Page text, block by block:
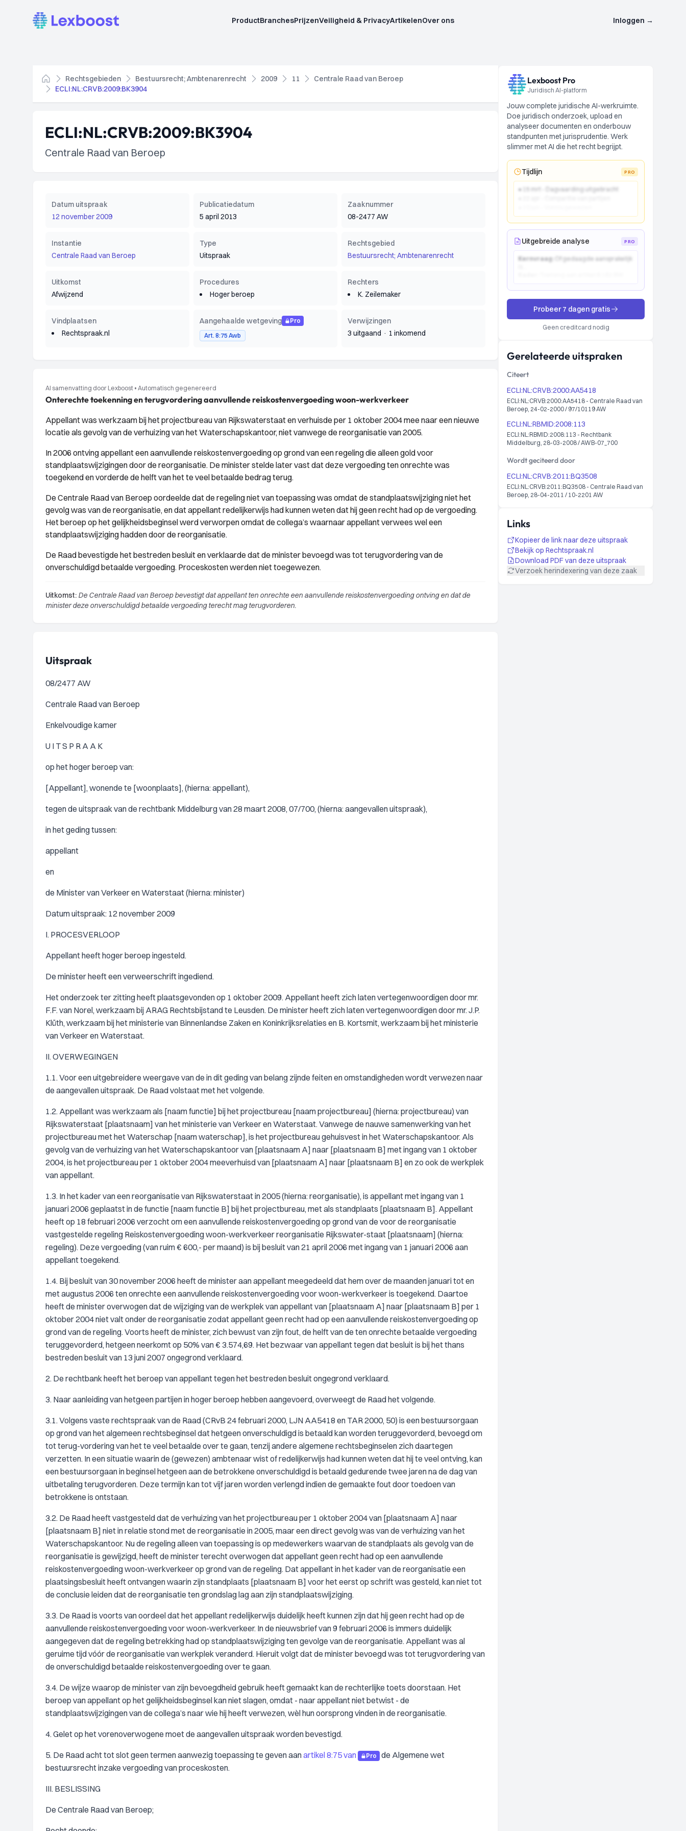
Lexboost ProductBranchesPrijzenVeiligheid & PrivacyArtikelenOver ons Inloggen →
Home
Rechtsgebieden Bestuursrecht; Ambtenarenrecht 2009 11
Centrale Raad van Beroep
ECLI:NL:CRVB:2009:BK3904
ECLI:NL:CRVB:2009:BK3904
Centrale Raad van Beroep
Datum uitspraak
12 november 2009
Publicatiedatum
5 april 2013
Zaaknummer
08-2477 AW
Instantie
Centrale Raad van Beroep
Type
Uitspraak
Rechtsgebied
Bestuursrecht; Ambtenarenrecht
Uitkomst
Afwijzend
Procedures
Hoger beroep
Rechters
K. Zeilemaker
Vindplaatsen
Rechtspraak.nl
Aangehaalde wetgeving
Pro
Art. 8:75 Awb
Verwijzingen
3 uitgaand · 1 inkomend
AI samenvatting door Lexboost • Automatisch gegenereerd
Onterechte toekenning en terugvordering aanvullende reiskostenvergoeding woon-werkverkeer
Appellant was werkzaam bij het projectbureau van Rijkswaterstaat en verhuisde per 1 oktober 2004 mee naar een nieuwe
locatie als gevolg van de verhuizing van het Waterschapskantoor, niet vanwege de reorganisatie van 2005.
In 2006 ontving appellant een aanvullende reiskostenvergoeding op grond van een regeling die alleen gold voor
standplaatswijzigingen door de reorganisatie. De minister stelde later vast dat deze vergoeding ten onrechte was
toegekend en vorderde de helft van het te veel betaalde bedrag terug.
De Centrale Raad van Beroep oordeelde dat de regeling niet van toepassing was omdat de standplaatswijziging niet het
gevolg was van de reorganisatie, en dat appellant redelijkerwijs had kunnen weten dat hij geen recht had op de vergoeding.
Het beroep op het gelijkheidsbeginsel werd verworpen omdat de collega’s waarnaar appellant verwees wel een
standplaatswijziging hadden door de reorganisatie.
De Raad bevestigde het bestreden besluit en verklaarde dat de minister bevoegd was tot terugvordering van de
onverschuldigd betaalde vergoeding. Proceskosten werden niet toegewezen.
Uitkomst: De Centrale Raad van Beroep bevestigt dat appellant ten onrechte een aanvullende reiskostenvergoeding ontving en dat de
minister deze onverschuldigd betaalde vergoeding terecht mag terugvorderen.
Uitspraak
08/2477 AW
Centrale Raad van Beroep
Enkelvoudige kamer
U I T S P R A A K
op het hoger beroep van:
[Appellant], wonende te [woonplaats], (hierna: appellant),
tegen de uitspraak van de rechtbank Middelburg van 28 maart 2008, 07/700, (hierna: aangevallen uitspraak),
in het geding tussen:
appellant
en
de Minister van Verkeer en Waterstaat (hierna: minister)
Datum uitspraak: 12 november 2009
I. PROCESVERLOOP
Appellant heeft hoger beroep ingesteld.
De minister heeft een verweerschrift ingediend.
Het onderzoek ter zitting heeft plaatsgevonden op 1 oktober 2009. Appellant heeft zich laten vertegenwoordigen door mr.
F.F. van Norel, werkzaam bij ARAG Rechtsbijstand te Leusden. De minister heeft zich laten vertegenwoordigen door mr. J.P.
Klüth, werkzaam bij het ministerie van Binnenlandse Zaken en Koninkrijksrelaties en B. Kortsmit, werkzaam bij het ministerie
van Verkeer en Waterstaat.
II. OVERWEGINGEN
1.1. Voor een uitgebreidere weergave van de in dit geding van belang zijnde feiten en omstandigheden wordt verwezen naar
de aangevallen uitspraak. De Raad volstaat met het volgende.
1.2. Appellant was werkzaam als [naam functie] bij het projectbureau [naam projectbureau] (hierna: projectbureau) van
Rijkswaterstaat [plaatsnaam] van het ministerie van Verkeer en Waterstaat. Vanwege de nauwe samenwerking van het
projectbureau met het Waterschap [naam waterschap], is het projectbureau gehuisvest in het Waterschapskantoor. Als
gevolg van de verhuizing van het Waterschapskantoor van [plaatsnaam A] naar [plaatsnaam B] met ingang van 1 oktober
2004, is het projectbureau per 1 oktober 2004 meeverhuisd van [plaatsnaam A] naar [plaatsnaam B] en zo ook de werkplek
van appellant.
1.3. In het kader van een reorganisatie van Rijkswaterstaat in 2005 (hierna: reorganisatie), is appellant met ingang van 1
januari 2006 geplaatst in de functie [naam functie B] bij het projectbureau, met als standplaats [plaatsnaam B]. Appellant
heeft op 18 februari 2006 verzocht om een aanvullende reiskostenvergoeding op grond van de voor de reorganisatie
vastgestelde regeling Reiskostenvergoeding woon-werkverkeer reorganisatie Rijkswater-staat [plaatsnaam] (hierna:
regeling). Deze vergoeding (van ruim € 600,- per maand) is bij besluit van 21 april 2006 met ingang van 1 januari 2006 aan
appellant toegekend.
1.4. Bij besluit van 30 november 2006 heeft de minister aan appellant meegedeeld dat hem over de maanden januari tot en
met augustus 2006 ten onrechte een aanvullende reiskostenvergoeding voor woon-werkverkeer is toegekend. Daartoe
heeft de minister overwogen dat de wijziging van de werkplek van appellant van [plaatsnaam A] naar [plaatsnaam B] per 1
oktober 2004 niet valt onder de reorganisatie zodat appellant geen recht had op een aanvullende reiskostenvergoeding op
grond van de regeling. Voorts heeft de minister, zich bewust van zijn fout, de helft van de ten onrechte betaalde vergoeding
teruggevorderd, hetgeen neerkomt op 50% van € 3.574,69. Het bezwaar van appellant tegen dat besluit is bij het thans
bestreden besluit van 13 juni 2007 ongegrond verklaard.
2. De rechtbank heeft het beroep van appellant tegen het bestreden besluit ongegrond verklaard.
3. Naar aanleiding van hetgeen partijen in hoger beroep hebben aangevoerd, overweegt de Raad het volgende.
3.1. Volgens vaste rechtspraak van de Raad (CRvB 24 februari 2000, LJN AA5418 en TAR 2000, 50) is een bestuursorgaan
op grond van het algemeen rechtsbeginsel dat hetgeen onverschuldigd is betaald kan worden teruggevorderd, bevoegd om
tot terug-vordering van het te veel betaalde over te gaan, tenzij andere algemene rechtsbeginselen zich daartegen
verzetten. In een situatie waarin de (gewezen) ambtenaar wist of redelijkerwijs had kunnen weten dat hij te veel ontving, kan
een bestuursorgaan in beginsel hetgeen aan de betrokkene onverschuldigd is betaald gedurende twee jaren na de dag van
uitbetaling terugvorderen. Deze termijn kan tot vijf jaren worden verlengd indien de gemaakte fout door toedoen van
betrokkene is ontstaan.
3.2. De Raad heeft vastgesteld dat de verhuizing van het projectbureau per 1 oktober 2004 van [plaatsnaam A] naar
[plaatsnaam B] niet in relatie stond met de reorganisatie in 2005, maar een direct gevolg was van de verhuizing van het
Waterschapskantoor. Nu de regeling alleen van toepassing is op medewerkers waarvan de standplaats als gevolg van de
reorganisatie is gewijzigd, heeft de minister terecht overwogen dat appellant geen recht had op een aanvullende
reiskostenvergoeding woon-werkverkeer op grond van de regeling. Dat appellant in het kader van de reorganisatie een
plaatsingsbesluit heeft ontvangen waarin zijn standplaats [plaatsnaam B] voor het eerst op schrift was gesteld, kan niet tot
de conclusie leiden dat de reorganisatie ten grondslag lag aan zijn standplaatswijziging.
3.3. De Raad is voorts van oordeel dat het appellant redelijkerwijs duidelijk heeft kunnen zijn dat hij geen recht had op de
aanvullende reiskostenvergoeding voor woon-werkverkeer. In de nieuwsbrief van 9 februari 2006 is immers duidelijk
aangegeven dat de regeling betrekking had op standplaatswijziging ten gevolge van de reorganisatie. Appellant was al
geruime tijd vóór de reorganisatie van werkplek veranderd. Hieruit volgt dat de minister bevoegd was tot terugvordering van
de onverschuldigd betaalde reiskostenvergoeding over te gaan.
3.4. De wijze waarop de minister van zijn bevoegdheid gebruik heeft gemaakt kan de rechterlijke toets doorstaan. Het
beroep van appellant op het gelijkheidsbeginsel kan niet slagen, omdat - naar appellant niet betwist - de
standplaatswijzigingen van de collega’s naar wie hij heeft verwezen, wèl hun oorsprong vinden in de reorganisatie.
4. Gelet op het vorenoverwogene moet de aangevallen uitspraak worden bevestigd.
5. De Raad acht tot slot geen termen aanwezig toepassing te geven aanartikel 8:75 van Pro
de Algemene wet
bestuursrecht inzake vergoeding van proceskosten.
III. BESLISSING
De Centrale Raad van Beroep;
Lexboost Pro
Juridisch AI-platform
Jouw complete juridische AI-werkruimte.
Doe juridisch onderzoek, upload en
analyseer documenten en onderbouw
standpunten met jurisprudentie. Werk
slimmer met AI die het recht begrijpt.
Tijdlijn PRO
● 15 mrt - Dagvaarding uitgebracht
Uitgebreide analyse PRO
Kernvraag:
Of gedaagde aansprakelijk
Probeer 7 dagen gratis
Geen creditcard nodig
Gerelateerde uitspraken
Citeert
ECLI:NL:CRVB:2000:AA5418
ECLI:NL:CRVB:2000:AA5418 - Centrale Raad van
Beroep, 24-02-2000 / 97/10119 AW
ECLI:NL:RBMID:2008:113
ECLI:NL:RBMID:2008:113 - Rechtbank
Middelburg, 28-03-2008 / AWB-07_700
Wordt geciteerd door
ECLI:NL:CRVB:2011:BQ3508
ECLI:NL:CRVB:2011:BQ3508 - Centrale Raad van
Beroep, 28-04-2011 / 10-2201 AW
Links
Kopieer de link naar deze uitspraak
Bekijk op Rechtspraak.nl
Download PDF van deze uitspraak
Verzoek herindexering van deze zaak